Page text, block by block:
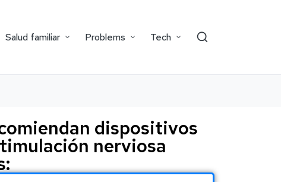
Salud familiar Problems Tech
dispositivos
nerviosa